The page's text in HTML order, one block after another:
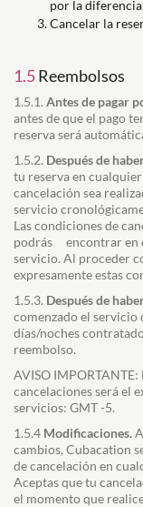
por la diferencia
Cancelar la
1.5Reembolsos
1.5.1. Antes de pagar
antes de que el pago
reserva será
1.5.2. Después de
tu reserva en
cancelación sea
servicio
Las condiciones de
podrás encontrar en
servicio. Al proceder
expresamente estas
1.5.3. Después de
comenzado el servicio
días/noches
reembolso.
AVISO
cancelaciones será el
servicios: GMT -5.
1.5.4 Modificaciones.
cambios, Cubacation
de cancelación en
Aceptas que tu
el momento que